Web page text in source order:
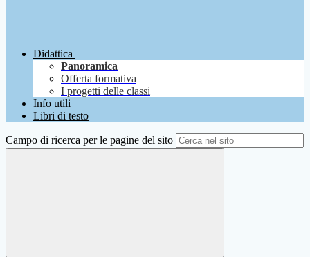
Didattica
Panoramica
Offerta formativa
I progetti delle classi
Info utili
Libri di testo
Campo di ricerca per le pagine del sito